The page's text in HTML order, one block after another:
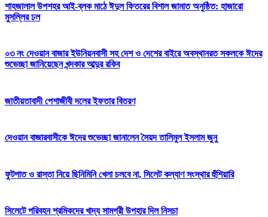
শাহজালাল উপশহর আই-ব্লক মাঠে ঈদুল ফিতরের বিশাল জামাত অনুষ্ঠিত: হাজারো
মুসল্লির ঢল
০৩ নং দেওয়ান বাজার ইউনিয়নবাসী সহ দেশ ও দেশের বাইরে অবস্থানরত সকলকে ঈদের
শুভেচ্ছা জানিয়েছেন খন্দকার আব্দুর রকিব
জাতীয়তাবাদী পেশাজীবী দলের ইফতার বিতরণ
দেওয়ান বাজারবাসীকে ঈদের শুভেচ্ছা জানালেন সৈয়দ তালিমুল ইসলাম জুনু
ফুটপাত ও রাস্তা নিয়ে ছিনিমিনি খেলা চলবে না, সিলেট কল্যাণ সংস্থার হুঁশিয়ারি
সিলেটে পরিবহন শ্রমিকদের খাদ্য সামগ্রী উপহার দিল নিসচা